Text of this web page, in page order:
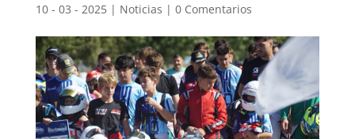
10 - 03 - 2025| Noticias | 0 Comentarios